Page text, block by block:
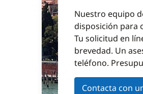
Nuestro equipo
disposición para
Tu solicitud en
brevedad. Un
teléfono.
Contacta con